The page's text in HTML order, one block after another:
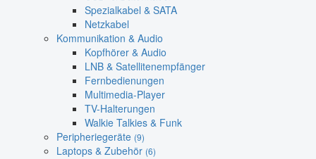
Spezialkabel & SATA
Netzkabel
Kommunikation & Audio
Kopfhörer & Audio
LNB & Satellitenempfänger
Fernbedienungen
Multimedia-Player
TV-Halterungen
Walkie Talkies & Funk
Peripheriegeräte (9)
Laptops & Zubehör (6)